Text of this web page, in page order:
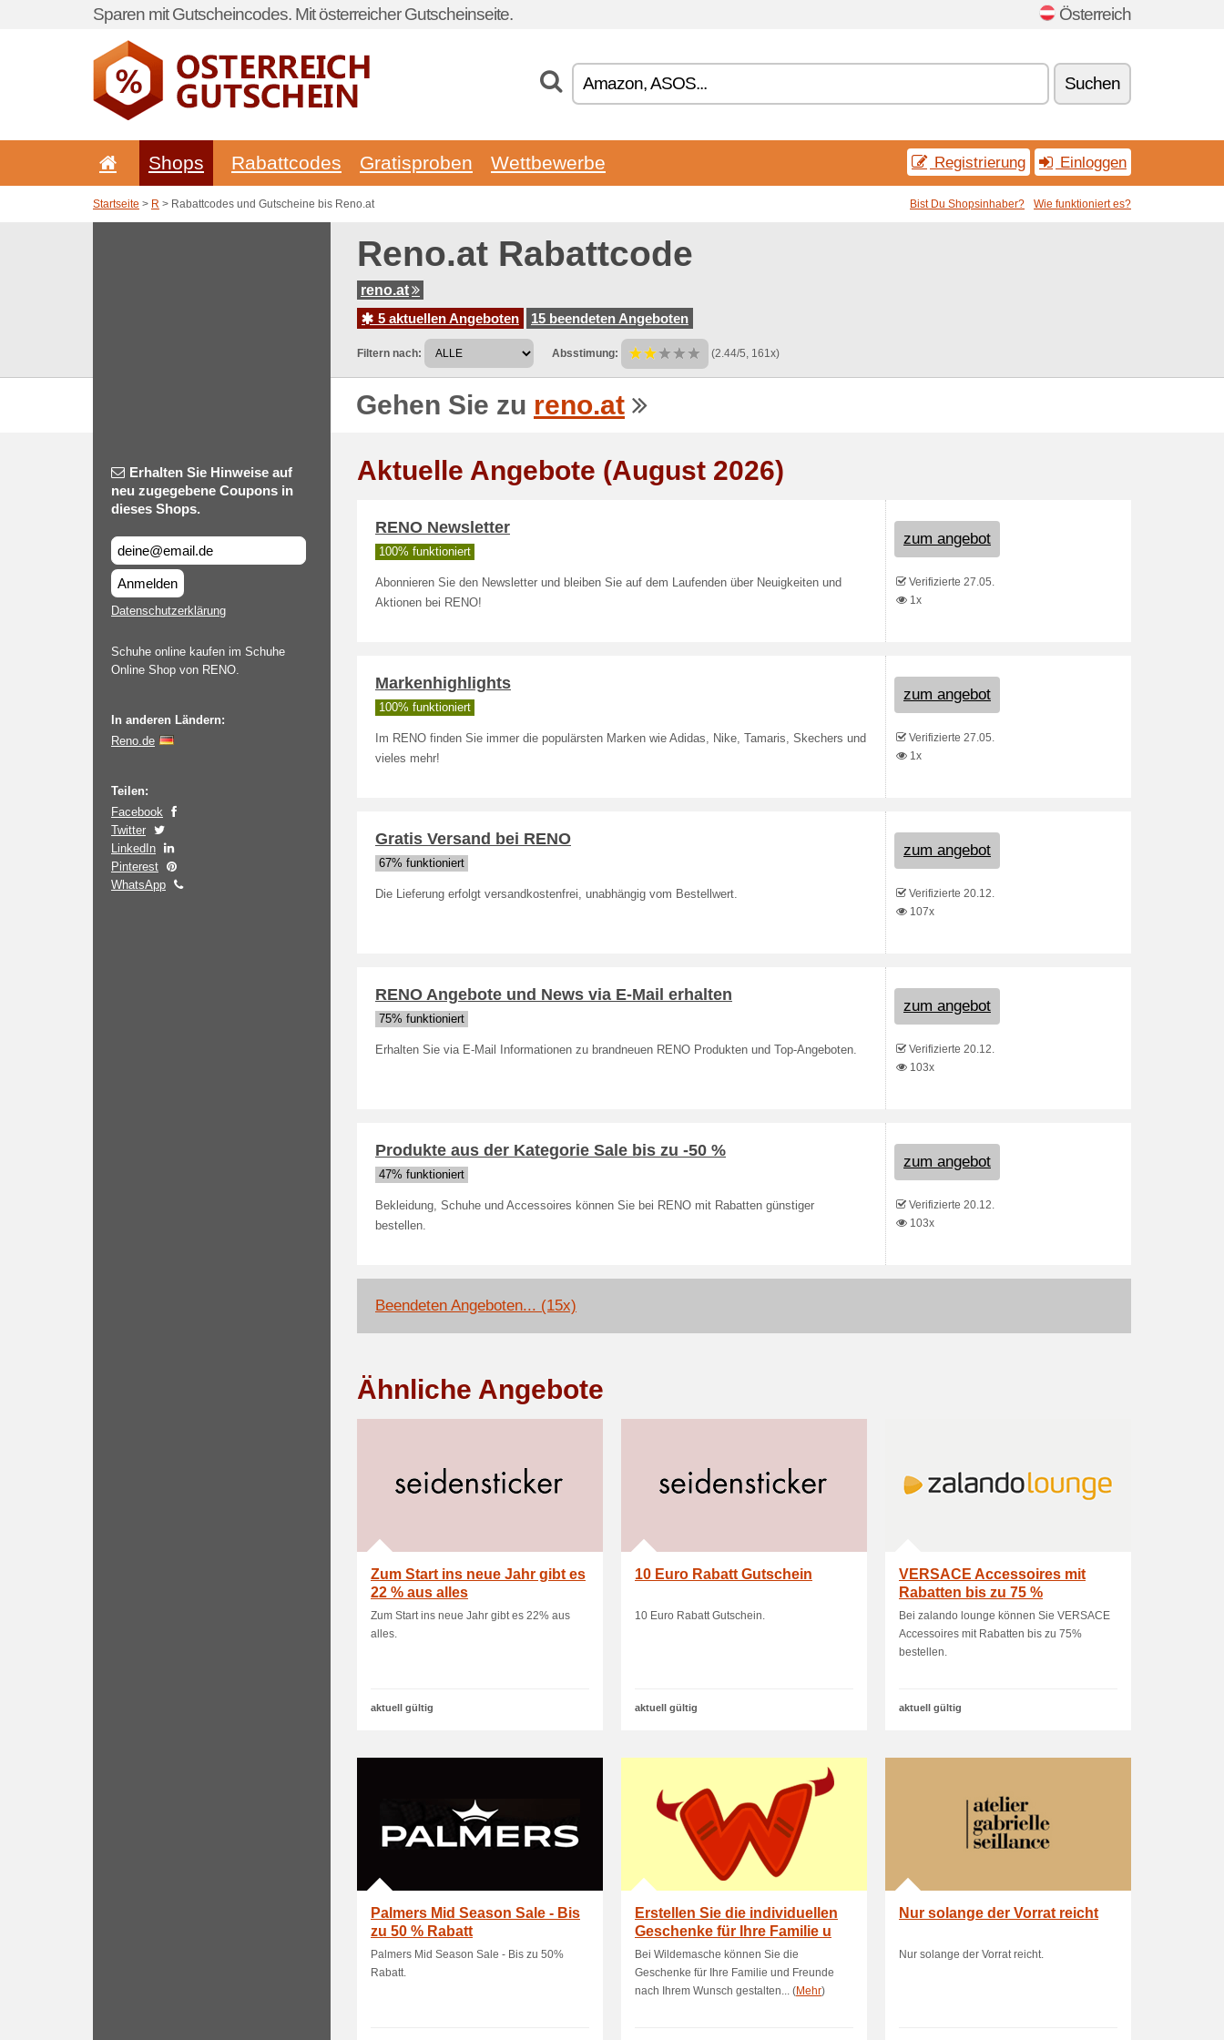
Sparen mit Gutscheincodes. Mit österreicher Gutscheinseite. Österreich
Suchen
Shops Rabattcodes Gratisproben Wettbewerbe Registrierung Einloggen
Startseite > R > Rabattcodes und Gutscheine bis Reno.at Bist Du Shopsinhaber? Wie funktioniert es?
Reno.at Rabattcode
reno.at
5 aktuellen Angeboten
15 beendeten Angeboten
Filtern nach: Absstimung: (2.44/5, 161x)
Gehen Sie zu reno.at
Erhalten Sie Hinweise auf
neu zugegebene Coupons in
dieses Shops.
Anmelden
Datenschutzerklärung
Schuhe online kaufen im Schuhe
Online Shop von RENO.
In anderen Ländern:
Reno.de
Teilen:
Facebook
Twitter
LinkedIn
Pinterest
WhatsApp
Aktuelle Angebote (August 2026)
RENO Newsletter
100% funktioniert
Abonnieren Sie den Newsletter und bleiben Sie auf dem Laufenden über Neuigkeiten und
Aktionen bei RENO!
zum angebot
Verifizierte 27.05.
1x
Markenhighlights
100% funktioniert
Im RENO finden Sie immer die populärsten Marken wie Adidas, Nike, Tamaris, Skechers und
vieles mehr!
zum angebot
Verifizierte 27.05.
1x
Gratis Versand bei RENO
67% funktioniert
Die Lieferung erfolgt versandkostenfrei, unabhängig vom Bestellwert.
zum angebot
Verifizierte 20.12.
107x
RENO Angebote und News via E-Mail erhalten
75% funktioniert
Erhalten Sie via E-Mail Informationen zu brandneuen RENO Produkten und Top-Angeboten.
zum angebot
Verifizierte 20.12.
103x
Produkte aus der Kategorie Sale bis zu -50 %
47% funktioniert
Bekleidung, Schuhe und Accessoires können Sie bei RENO mit Rabatten günstiger
bestellen.
zum angebot
Verifizierte 20.12.
103x
Beendeten Angeboten... (15x)
Ähnliche Angebote
Zum Start ins neue Jahr gibt es
22 % aus alles
Zum Start ins neue Jahr gibt es 22% aus
alles.
aktuell gültig
10 Euro Rabatt Gutschein
10 Euro Rabatt Gutschein.
aktuell gültig
VERSACE Accessoires mit
Rabatten bis zu 75 %
Bei zalando lounge können Sie VERSACE
Accessoires mit Rabatten bis zu 75%
bestellen.
aktuell gültig
Palmers Mid Season Sale - Bis
zu 50 % Rabatt
Palmers Mid Season Sale - Bis zu 50%
Rabatt.
Erstellen Sie die individuellen
Geschenke für Ihre Familie u
Bei Wildemasche können Sie die
Geschenke für Ihre Familie und Freunde
nach Ihrem Wunsch gestalten... (Mehr)
Nur solange der Vorrat reicht
Nur solange der Vorrat reicht.